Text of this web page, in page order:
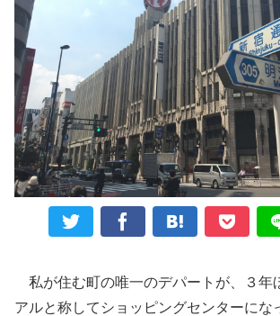
私が住む町の唯一のデパートが、３年
アルと称してショッピングセンターにな